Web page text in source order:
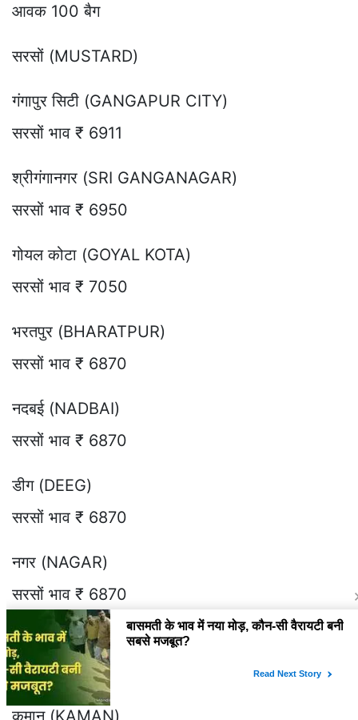
आवक 100 बैग
सरसों (MUSTARD)
गंगापुर सिटी (GANGAPUR CITY)
सरसों भाव ₹ 6911
श्रीगंगानगर (SRI GANGANAGAR)
सरसों भाव ₹ 6950
गोयल कोटा (GOYAL KOTA)
सरसों भाव ₹ 7050
भरतपुर (BHARATPUR)
सरसों भाव ₹ 6870
नदबई (NADBAI)
सरसों भाव ₹ 6870
डीग (DEEG)
सरसों भाव ₹ 6870
नगर (NAGAR)
सरसों भाव ₹ 6870
कुम्हेर (KUMHER)
सरसों भाव ₹ 6870
कमान (KAMAN)